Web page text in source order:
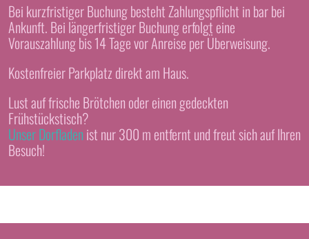
Bei kurzfristiger Buchung besteht Zahlungspflicht in bar bei
Ankunft. Bei längerfristiger Buchung erfolgt eine
Vorauszahlung bis 14 Tage vor Anreise per Überweisung.
Kostenfreier Parkplatz direkt am Haus.
Lust auf frische Brötchen oder einen gedeckten
Frühstückstisch?
Unser Dorfladen ist nur 300 m entfernt und freut sich auf Ihren
Besuch!